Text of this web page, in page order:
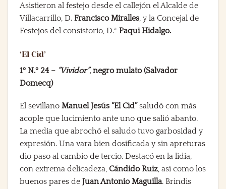
Asistieron al festejo desde el callejón el Alcalde de
Villacarrillo, D. Francisco Miralles, y la Concejal de
Festejos del consistorio, D.ª Paqui Hidalgo.
‘El Cid’
1º N.º 24 – “Vividor”, negro mulato (Salvador
Domecq)
El sevillano Manuel Jesús “El Cid”saludó con más
acople que lucimiento ante uno que salió abanto.
La media que abrochó el saludo tuvo garbosidad y
expresión. Una vara bien dosificada y sin apreturas
dio paso al cambio de tercio. Destacó en la lidia,
con extrema delicadeza, Cándido Ruiz, así como los
buenos pares de Juan Antonio Maguilla. Brindis